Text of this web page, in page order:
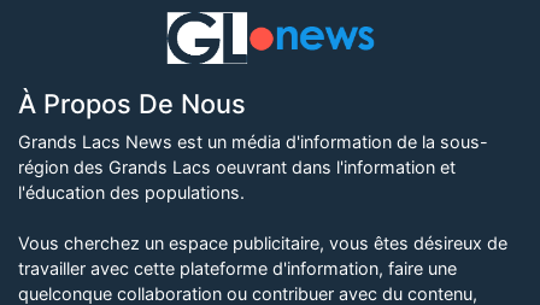
À Propos De Nous
Grands Lacs News est un média d'information de la sous-
région des Grands Lacs oeuvrant dans l'information et
l'éducation des populations.
Vous cherchez un espace publicitaire, vous êtes désireux de
travailler avec cette plateforme d'information, faire une
quelconque collaboration ou contribuer avec du contenu,